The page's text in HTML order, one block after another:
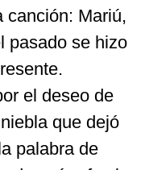
canción: Mariú,
pasado se hizo
el deseo de
que dejó
palabra de